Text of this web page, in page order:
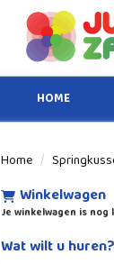
HOME
Home
Winkelwagen
Je winkelwagen is nog
Wat wilt u huren?